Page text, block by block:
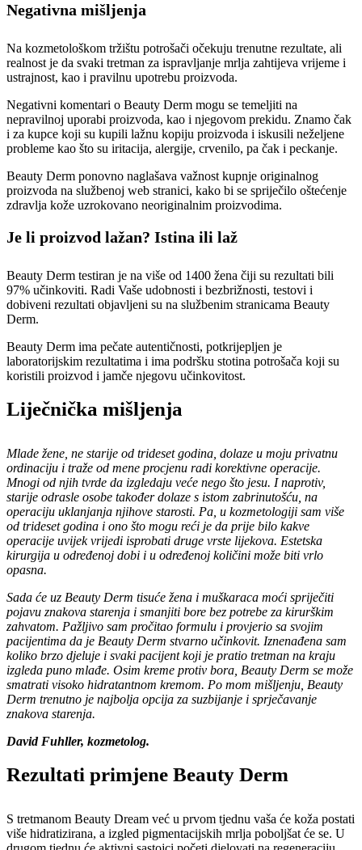
Negativna mišljenja
Na kozmetološkom tržištu potrošači očekuju trenutne rezultate, ali
realnost je da svaki tretman za ispravljanje mrlja zahtijeva vrijeme i
ustrajnost, kao i pravilnu upotrebu proizvoda.
Negativni komentari o Beauty Derm mogu se temeljiti na
nepravilnoj uporabi proizvoda, kao i njegovom prekidu. Znamo čak
i za kupce koji su kupili lažnu kopiju proizvoda i iskusili neželjene
probleme kao što su iritacija, alergije, crvenilo, pa čak i peckanje.
Beauty Derm ponovno naglašava važnost kupnje originalnog
proizvoda na službenoj web stranici, kako bi se spriječilo oštećenje
zdravlja kože uzrokovano neoriginalnim proizvodima.
Je li proizvod lažan? Istina ili laž
Beauty Derm testiran je na više od 1400 žena čiji su rezultati bili
97% učinkoviti. Radi Vaše udobnosti i bezbrižnosti, testovi i
dobiveni rezultati objavljeni su na službenim stranicama Beauty
Derm.
Beauty Derm ima pečate autentičnosti, potkrijepljen je
laboratorijskim rezultatima i ima podršku stotina potrošača koji su
koristili proizvod i jamče njegovu učinkovitost.
Liječnička mišljenja
Mlade žene, ne starije od trideset godina, dolaze u moju privatnu
ordinaciju i traže od mene procjenu radi korektivne operacije.
Mnogi od njih tvrde da izgledaju veće nego što jesu. I naprotiv,
starije odrasle osobe također dolaze s istom zabrinutošću, na
operaciju uklanjanja njihove starosti. Pa, u kozmetologiji sam više
od trideset godina i ono što mogu reći je da prije bilo kakve
operacije uvijek vrijedi isprobati druge vrste lijekova. Estetska
kirurgija u određenoj dobi i u određenoj količini može biti vrlo
opasna.
Sada će uz Beauty Derm tisuće žena i muškaraca moći spriječiti
pojavu znakova starenja i smanjiti bore bez potrebe za kirurškim
zahvatom. Pažljivo sam pročitao formulu i provjerio sa svojim
pacijentima da je Beauty Derm stvarno učinkovit. Iznenađena sam
koliko brzo djeluje i svaki pacijent koji je pratio tretman na kraju
izgleda puno mlađe. Osim kreme protiv bora, Beauty Derm se može
smatrati visoko hidratantnom kremom. Po mom mišljenju, Beauty
Derm trenutno je najbolja opcija za suzbijanje i sprječavanje
znakova starenja.
David Fuhller, kozmetolog.
Rezultati primjene Beauty Derm
S tretmanom Beauty Dream već u prvom tjednu vaša će koža postati
više hidratizirana, a izgled pigmentacijskih mrlja poboljšat će se. U